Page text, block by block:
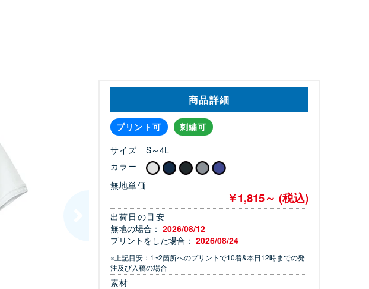
商品詳細
プリント可
刺繍可
サイズ
S～4L
カラー
無地単価
￥1,815～ (税込)
出荷日の目安
無地の場合： 2026/08/12
プリントをした場合： 2026/08/24
※上記目安：1~2箇所へのプリントで10着&本日12時までの発
注及び入稿の場合
素材